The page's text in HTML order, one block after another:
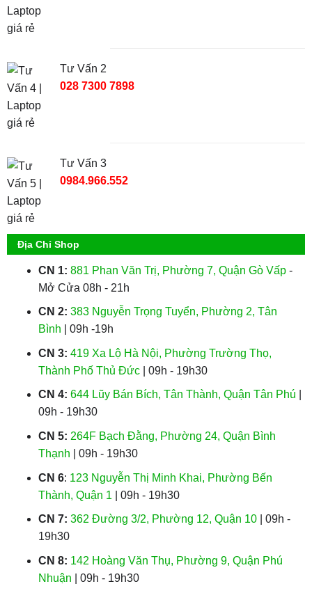
Tư Vấn 2
028 7300 7898
Tư Vấn 3
0984.966.552
Địa Chỉ Shop
CN 1: 881 Phan Văn Trị, Phường 7, Quận Gò Vấp-
Mở Cửa 08h - 21h
CN 2: 383 Nguyễn Trọng Tuyển, Phường 2, Tân
Bình | 09h -19h
CN 3: 419 Xa Lộ Hà Nội, Phường Trường Thọ,
Thành Phố Thủ Đức| 09h - 19h30
CN 4: 644 Lũy Bán Bích, Tân Thành, Quận Tân Phú
09h - 19h30
CN 5: 264F Bạch Đằng, Phường 24, Quận Bình
Thạnh | 09h - 19h30
CN 6: 123 Nguyễn Thị Minh Khai, Phường Bến
Thành, Quận 1 | 09h - 19h30
CN 7: 362 Đường 3/2, Phường 12, Quận 10| 09h -
19h30
CN 8: 142 Hoàng Văn Thụ, Phường 9, Quận Phú
Nhuận | 09h - 19h30